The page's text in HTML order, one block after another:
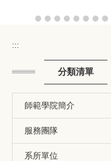
:::
分類清單
師範學院簡介
服務團隊
系所單位